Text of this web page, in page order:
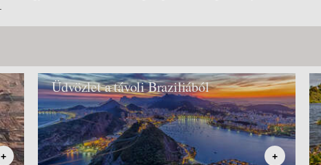
+
Üdvözlet a távoli Braziliából
+